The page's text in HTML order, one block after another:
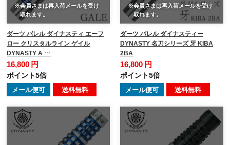
※会員さまは再入荷メールを受け
取れます。
ダーツ バレル ダイナスティ エーフ
ロー クリスタルライン ゲイル
DYNASTY A …
16,800 円
ポイント5倍
メール便可 送料無料
※会員さまは再入荷メールを受け
取れます。
ダーツ バレル ダイナスティー
DYNASTY 名刀シリーズ 牙 KIBA
2BA
16,800 円
ポイント5倍
メール便可 送料無料